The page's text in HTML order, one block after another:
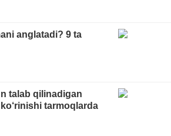
anglatadi? 9 ta
talab qilinadigan
tarmoqlarda